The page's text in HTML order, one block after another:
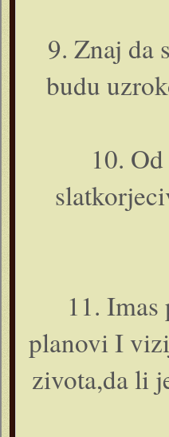
9. Znaj da
budu
10.
11.
planovi I
zivota,da li